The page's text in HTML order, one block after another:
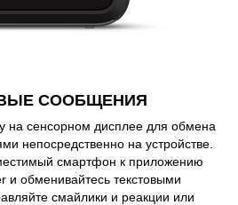
СООБЩЕНИЯ
на сенсорном дисплее для обмена
непосредственно на устройстве.
смартфон к приложению
и обменивайтесь текстовыми
смайлики и реакции или